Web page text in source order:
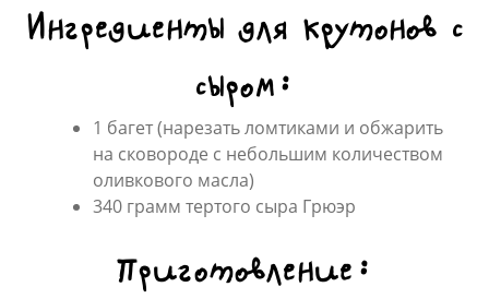
Ингредиенты для крутонов с
сыром:
1 багет (нарезать ломтиками и обжарить
на сковороде с небольшим количеством
оливкового масла)
340 грамм тертого сыра Грюэр
Приготовление: